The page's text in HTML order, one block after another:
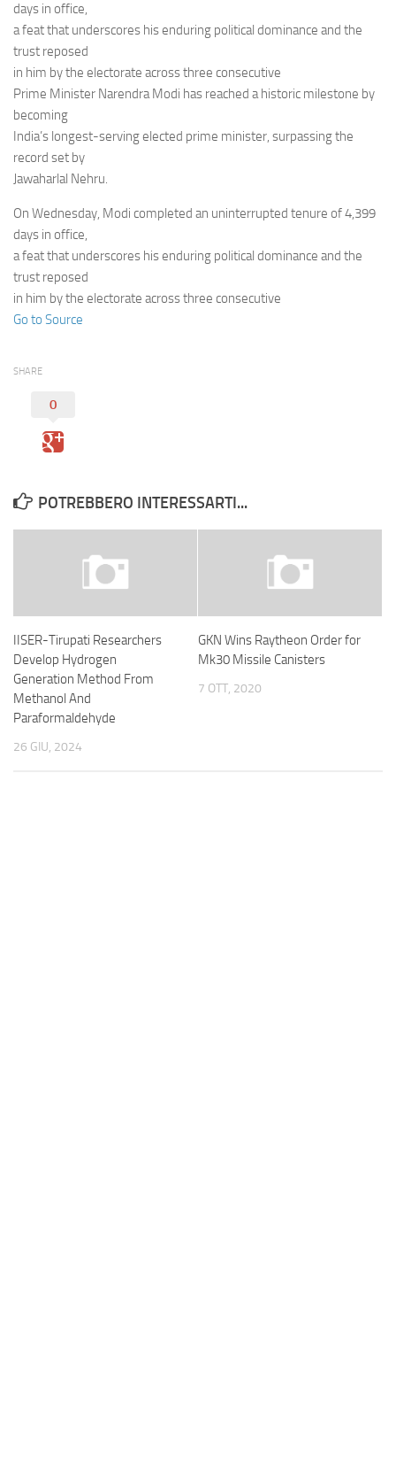
days in office,
a feat that underscores his enduring political dominance and the
trust reposed
in him by the electorate across three consecutive
Prime Minister Narendra Modi has reached a historic milestone by
becoming
India’s longest-serving elected prime minister, surpassing the
record set by
Jawaharlal Nehru.
On Wednesday, Modi completed an uninterrupted tenure of 4,399
days in office,
a feat that underscores his enduring political dominance and the
trust reposed
in him by the electorate across three consecutive
Go to Source
SHARE
0
POTREBBERO INTERESSARTI...
IISER-Tirupati Researchers
Develop Hydrogen
Generation Method From
Methanol And
Paraformaldehyde
26 GIU, 2024
GKN Wins Raytheon Order for
Mk30 Missile Canisters
7 OTT, 2020